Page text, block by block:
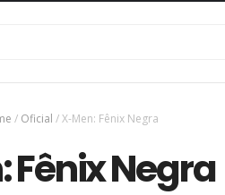
/ Oficial /X-Men: Fênix Negra
Fênix Negra